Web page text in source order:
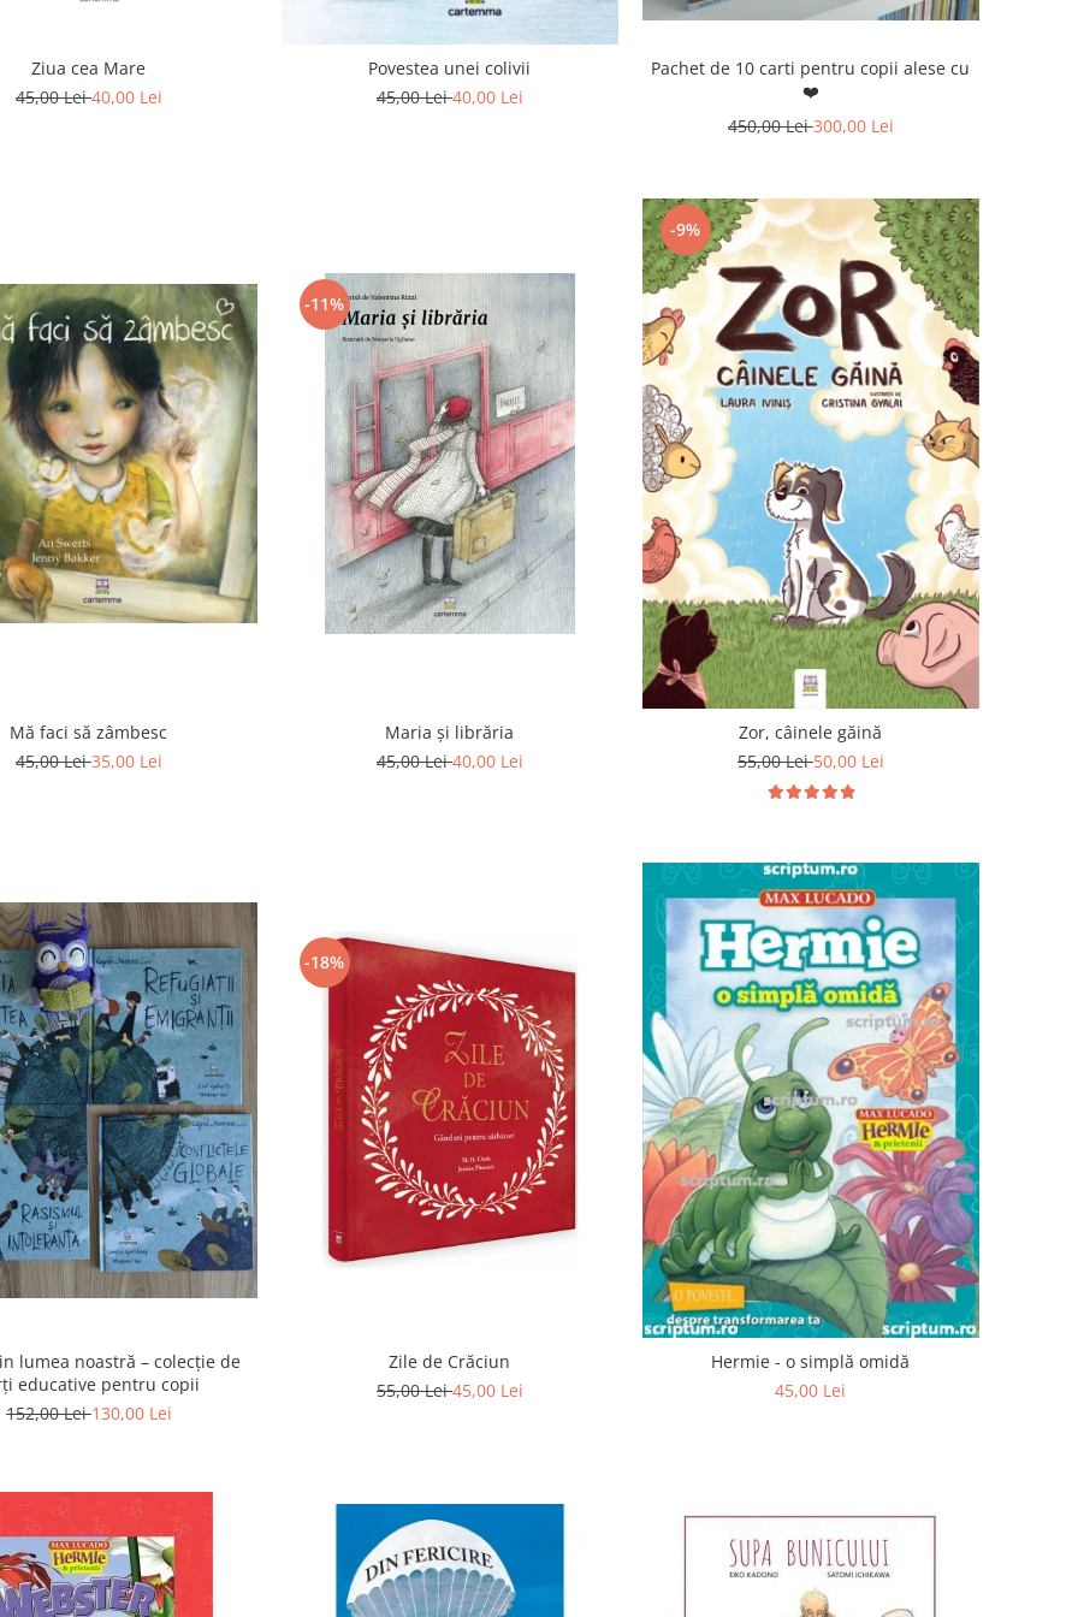
Ziua cea Mare
45,00 Lei40,00 Lei
Povestea unei colivii
45,00 Lei40,00 Lei
Pachet de 10 carti pentru copii alese cu
❤️
450,00 Lei300,00 Lei
Mă faci să zâmbesc
45,00 Lei35,00 Lei
-11%
Maria și librăria
45,00 Lei40,00 Lei
-9%
Zor, câinele găină
55,00 Lei50,00 Lei
lumea noastră – colecție de
educative pentru copii
152,00 Lei130,00 Lei
-18%
Zile de Crăciun
55,00 Lei45,00 Lei
Hermie - o simplă omidă
45,00 Lei